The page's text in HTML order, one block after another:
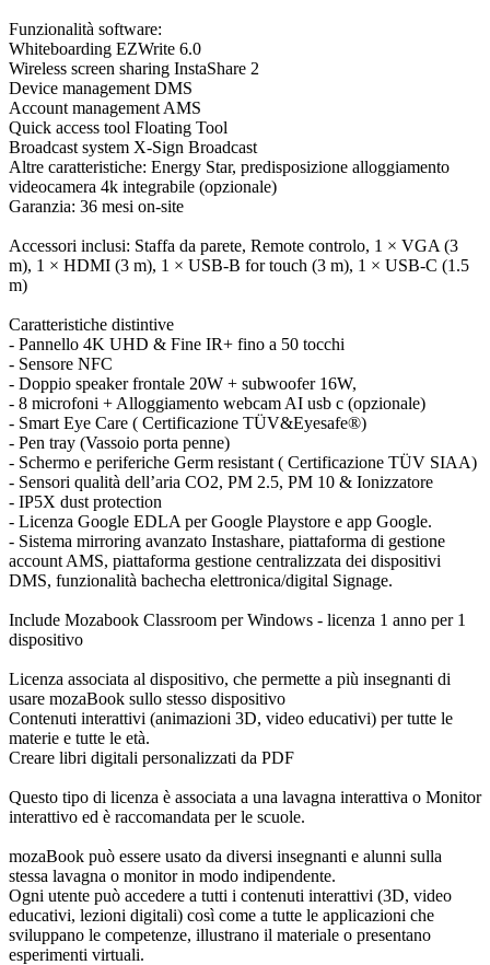
Funzionalità software:
Whiteboarding EZWrite 6.0
Wireless screen sharing InstaShare 2
Device management DMS
Account management AMS
Quick access tool Floating Tool
Broadcast system X-Sign Broadcast
Altre caratteristiche: Energy Star, predisposizione alloggiamento
videocamera 4k integrabile (opzionale)
Garanzia: 36 mesi on-site
Accessori inclusi: Staffa da parete, Remote controlo, 1 × VGA (3
m), 1 × HDMI (3 m), 1 × USB-B for touch (3 m), 1 × USB-C (1.5
m)
Caratteristiche distintive
- Pannello 4K UHD & Fine IR+ fino a 50 tocchi
- Sensore NFC
- Doppio speaker frontale 20W + subwoofer 16W,
- 8 microfoni + Alloggiamento webcam AI usb c (opzionale)
- Smart Eye Care ( Certificazione TÜV&Eyesafe®)
- Pen tray (Vassoio porta penne)
- Schermo e periferiche Germ resistant ( Certificazione TÜV SIAA)
- Sensori qualità dell’aria CO2, PM 2.5, PM 10 & Ionizzatore
- IP5X dust protection
- Licenza Google EDLA per Google Playstore e app Google.
- Sistema mirroring avanzato Instashare, piattaforma di gestione
account AMS, piattaforma gestione centralizzata dei dispositivi
DMS, funzionalità bachecha elettronica/digital Signage.
Include Mozabook Classroom per Windows - licenza 1 anno per 1
dispositivo
Licenza associata al dispositivo, che permette a più insegnanti di
usare mozaBook sullo stesso dispositivo
Contenuti interattivi (animazioni 3D, video educativi) per tutte le
materie e tutte le età.
Creare libri digitali personalizzati da PDF
Questo tipo di licenza è associata a una lavagna interattiva o Monitor
interattivo ed è raccomandata per le scuole.
mozaBook può essere usato da diversi insegnanti e alunni sulla
stessa lavagna o monitor in modo indipendente.
Ogni utente può accedere a tutti i contenuti interattivi (3D, video
educativi, lezioni digitali) così come a tutte le applicazioni che
sviluppano le competenze, illustrano il materiale o presentano
esperimenti virtuali.